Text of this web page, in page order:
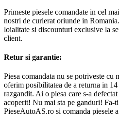
Primeste piesele comandate in cel
nostri de curierat oriunde in
loialitate si discounturi exclusive la
client.
Retur si garantie:
Piesa comandata nu se potriveste
oferim posibilitatea de a returna in
razgandit. Ai o piesa care s-a
acoperit! Nu mai sta pe ganduri! Fa-
PieseAutoAS.ro si comanda piesele